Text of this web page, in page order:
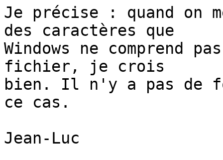
Je précise : quand on
des caractères que
Windows ne comprend
fichier, je crois
bien. Il n'y a pas de
ce cas.
Jean-Luc